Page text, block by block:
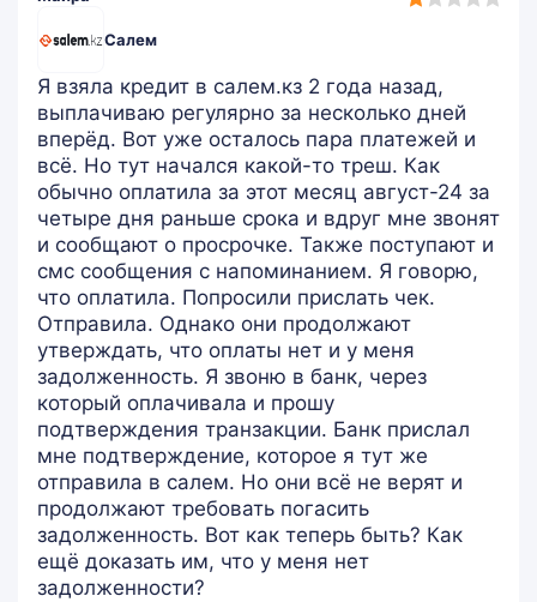
Салем
Я взяла кредит в салем.кз 2 года назад,
выплачиваю регулярно за несколько дней
вперёд. Вот уже осталось пара платежей и
всё. Но тут начался какой-то треш. Как
обычно оплатила за этот месяц август-24 за
четыре дня раньше срока и вдруг мне звонят
и сообщают о просрочке. Также поступают и
смс сообщения с напоминанием. Я говорю,
что оплатила. Попросили прислать чек.
Отправила. Однако они продолжают
утверждать, что оплаты нет и у меня
задолженность. Я звоню в банк, через
который оплачивала и прошу
подтверждения транзакции. Банк прислал
мне подтверждение, которое я тут же
отправила в салем. Но они всё не верят и
продолжают требовать погасить
задолженность. Вот как теперь быть? Как
ещё доказать им, что у меня нет
задолженности?